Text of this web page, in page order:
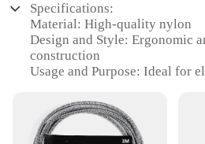
Specifications:
Material: High-quality nylon
Design and Style: Ergonomic
construction
Usage and Purpose: Ideal for
Shape or Size: Universal fit for
models
Performance and Property: